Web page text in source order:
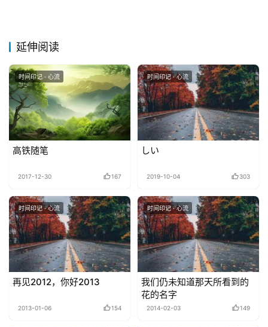
延伸阅读
时间印记 · 心流
高铁随笔
2017-12-30 167
时间印记 · 心流
しい
2019-10-04 303
时间印记 · 心流
再见2012，你好2013
2013-01-06 154
时间印记 · 心流
我们仍未知道那天所看到的
花的名字
2014-02-03 149